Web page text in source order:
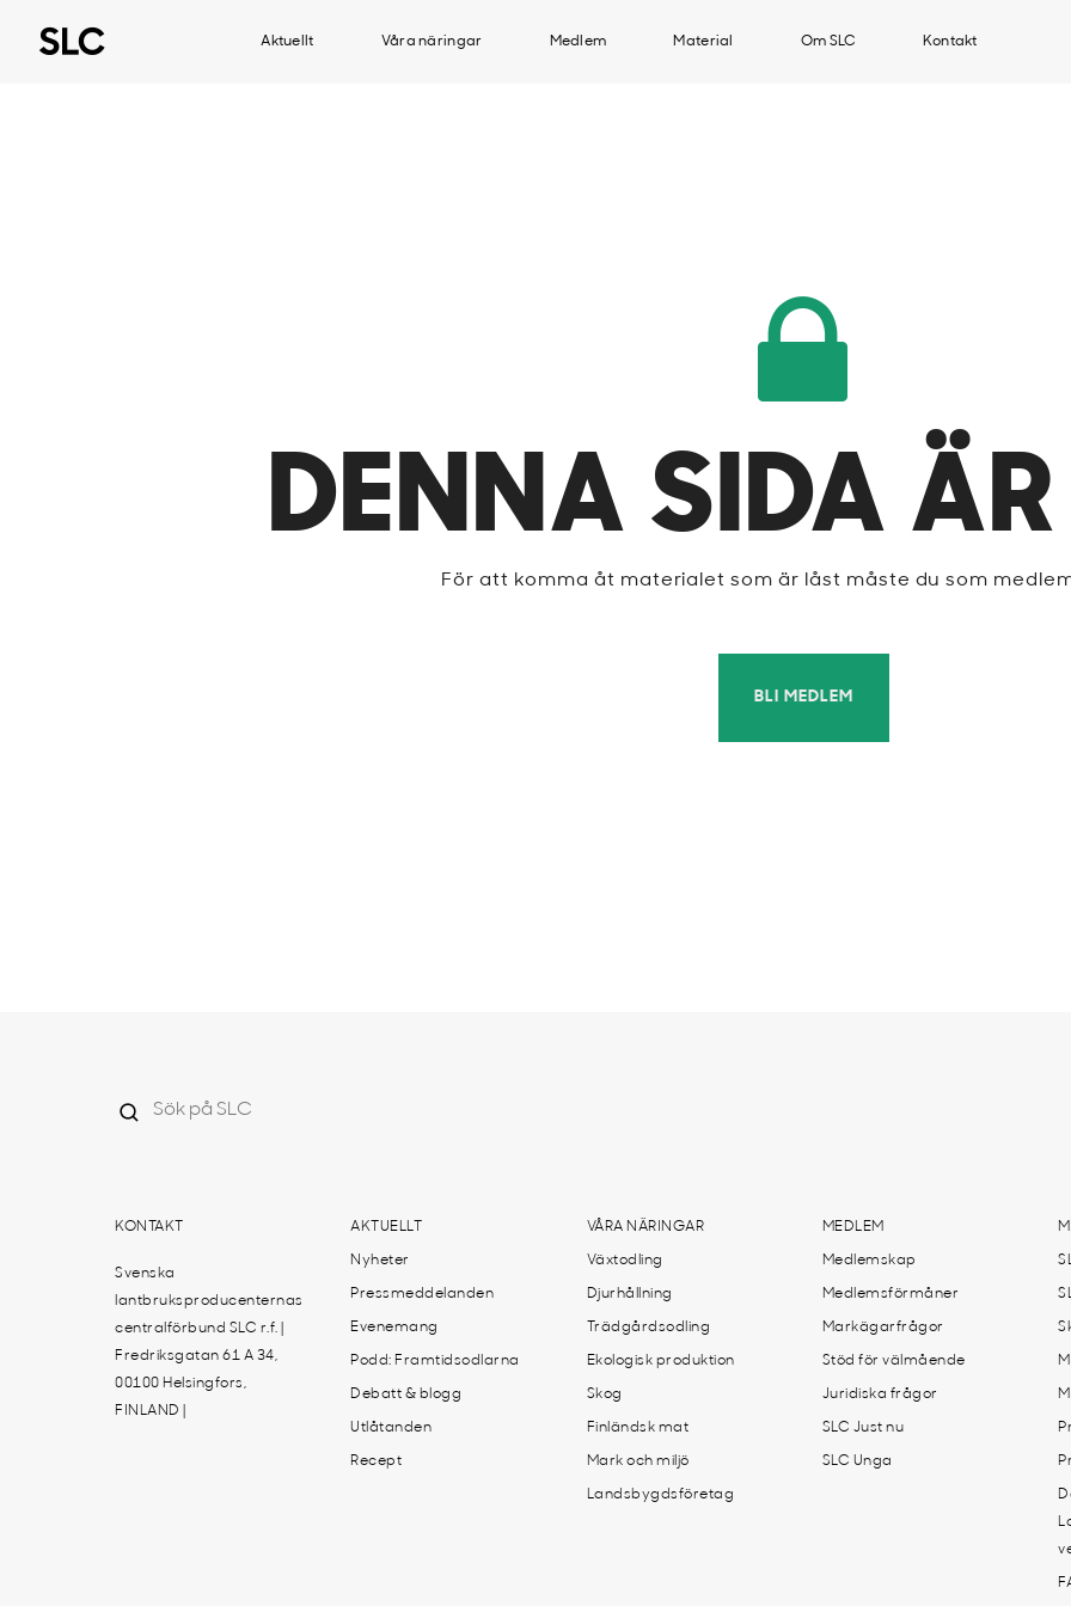
Aktuellt Våra näringar Medlem Material Om SLC Kontakt
DENNA SIDA
För att komma åt materialet som är låst måste du som
BLI MEDLEM
KONTAKT
Svenska
lantbruksproducenternas
centralförbund SLC r.f. |
Fredriksgatan 61 A 34,
00100 Helsingfors,
FINLAND |
AKTUELLT
Nyheter
Pressmeddelanden
Evenemang
Podd: Framtidsodlarna
Debatt & blogg
Utlåtanden
Recept
VÅRA NÄRINGAR
Växtodling
Djurhållning
Trädgårdsodling
Ekologisk produktion
Skog
Finländsk mat
Mark och miljö
Landsbygdsföretag
MEDLEM
Medlemskap
Medlemsförmåner
Markägarfrågor
Stöd för välmående
Juridiska frågor
SLC Just nu
SLC Unga